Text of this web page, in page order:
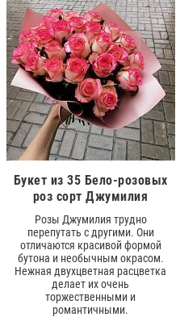
Букет из 35 Бело-розовых
роз сорт Джумилия
Розы Джумилия трудно
перепутать с другими. Они
отличаются красивой формой
бутона и необычным окрасом.
Нежная двухцветная расцветка
делает их очень
торжественными и
романтичными.